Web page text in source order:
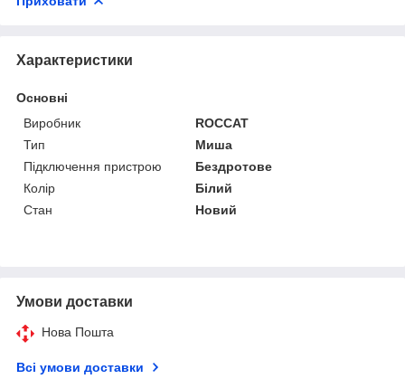
Характеристики
Основні
Виробник
ROCCAT
Тип
Миша
Підключення пристрою
Бездротове
Колір
Білий
Стан
Новий
Умови доставки
Нова Пошта
Всі умови доставки